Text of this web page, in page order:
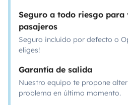
Seguro a todo riesgo para
pasajeros
Seguro incluido por defecto o
eliges!
Garantía de salida
Nuestro equipo te propone
problema en último momento.